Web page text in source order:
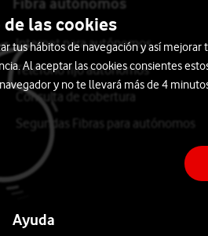
Internet para autónomos
Teléfono fijo autónomos
Consulta de cobertura
Segundas Fibras para autónomos
Ayuda
de las cookies
tus hábitos de navegación y así mejorar
Al aceptar las cookies consientes
y no te llevará más de 4